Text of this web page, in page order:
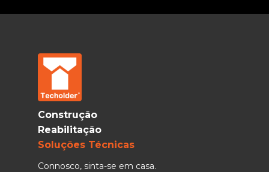
Construção
Reabilitação
Soluções Técnicas
Connosco, sinta-se em casa.